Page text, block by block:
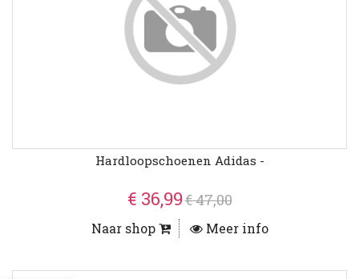
Hardloopschoenen Adidas -
€ 36,99€ 47,00
Naar shop Meer info